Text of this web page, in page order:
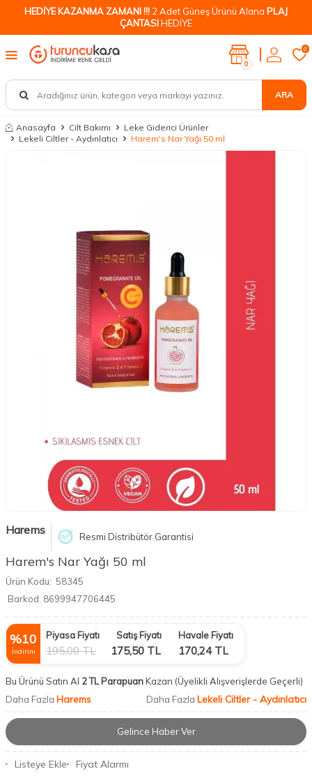
HEDİYE KAZANMA ZAMANI !!! 2 Adet Güneş Ürünü Alana PLAJ
ÇANTASIHEDİYE
ARA
0
0
Anasayfa Cilt Bakımı
Leke Giderici Ürünler
Lekeli Ciltler - Aydınlatıcı
Harem's Nar Yağı 50 ml
Harems Resmi Distribütör Garantisi
Harem's Nar Yağı 50 ml
Ürün Kodu: 58345
Barkod: 8699947706445
%10
İndirim
Piyasa Fiyatı
195,00TL
Satış Fiyatı
175,50 TL
Havale Fiyatı
170,24TL
Bu Ürünü Satın Al 2 TL ParapuanKazan (Üyelikli Alışverişlerde Geçerli)
Daha Fazla Harems Daha Fazla Lekeli Ciltler - Aydınlatıcı
Gelince Haber Ver
Listeye Ekle Fiyat Alarmı